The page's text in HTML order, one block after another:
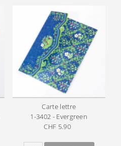
Carte lettre
1-3402 - Evergreen
Prix
CHF 5.90